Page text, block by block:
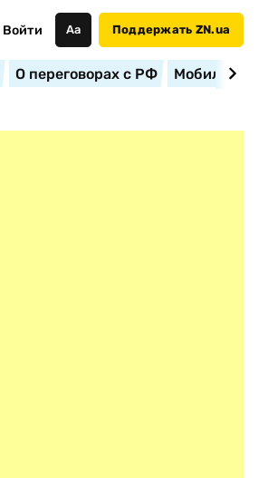
Войти Аа Поддержать ZN.ua
О переговорах с РФ